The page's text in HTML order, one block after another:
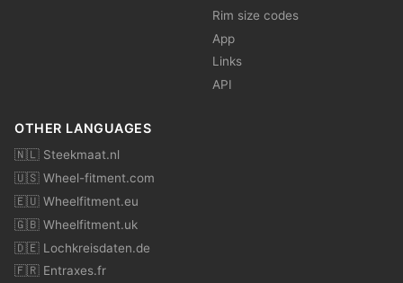
Rim size codes
App
Links
API
OTHER LANGUAGES
🇳🇱 Steekmaat.nl
🇺🇸 Wheel-fitment.com
🇪🇺 Wheelfitment.eu
🇬🇧 Wheelfitment.uk
🇩🇪 Lochkreisdaten.de
🇫🇷 Entraxes.fr